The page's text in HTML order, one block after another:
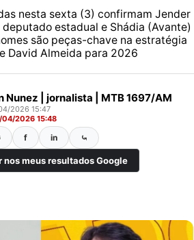
nesta sexta (3) confirmam Jender
estadual e Shádia (Avante)
são peças-chave na estratégia
David Almeida para 2026
Nunez | jornalista | MTB 1697/AM
2026 15:47
2026 15:48
f in ⤿
nos meus resultados Google